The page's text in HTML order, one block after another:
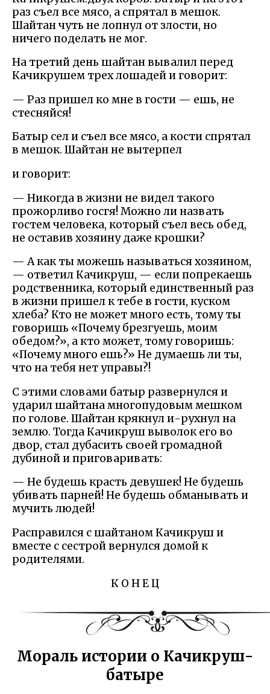
раз съел все мясо, а спрятал в мешок.
Шайтан чуть не лопнул от злости, но
ничего поделать не мог.
На третий день шайтан вывалил перед
Качикрушем трех лошадей и говорит:
— Раз пришел ко мне в гости — ешь, не
стесняйся!
Батыр сел и съел все мясо, а кости спрятал
в мешок. Шайтан не вытерпел
и говорит:
— Никогда в жизни не видел такого
прожорливо госгя! Можно ли назвать
гостем человека, который съел весь обед,
не оставив хозяину даже крошки?
— А как ты можешь называться хозяином,
— ответил Качикруш, — если попрекаешь
родственника, который единственный раз
в жизни пришел к тебе в гости, куском
хлеба? Кто не может много есть, тому ты
говоришь «Почему брезгуешь, моим
обедом?», а кто может, тому говоришь:
«Почему много ешь?» Не думаешь ли ты,
что на тебя нет управы?!
С этими словами батыр развернулся и
ударил шайтана многопудовым мешком
по голове. Шайтан крякнул и-рухнул на
землю. Тогда Качикруш выволок его во
двор, стал дубасить своей громадной
дубиной и приговаривать:
— Не будешь красть девушек! Не будешь
убивать парней! Не будешь обманывать и
мучить людей!
Расправился с шайтаном Качикруш и
вместе с сестрой вернулся домой к
родителями.
К О Н Е Ц
Мораль истории о Качикруш-
батыре